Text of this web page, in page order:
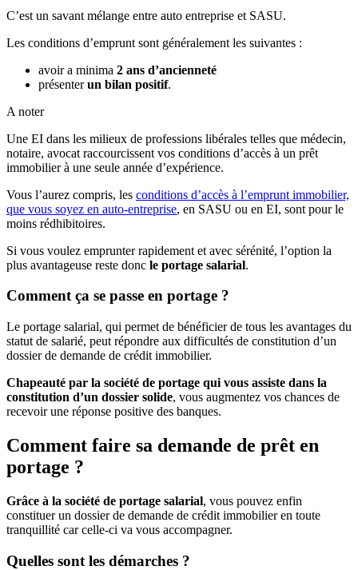
C’est un savant mélange entre auto entreprise et SASU.
Les conditions d’emprunt sont généralement les suivantes :
avoir a minima 2 ans d’ancienneté
présenterun bilan positif.
A noter
Une EI dans les milieux de professions libérales telles que médecin,
notaire, avocat raccourcissent vos conditions d’accès à un prêt
immobilier à une seule année d’expérience.
Vous l’aurez compris, les conditions d’accès à l’emprunt immobilier,
que vous soyez en auto-entreprise, en SASU ou en EI, sont pour le
moins rédhibitoires.
Si vous voulez emprunter rapidement et avec sérénité, l’option la
plus avantageuse reste donc le portage salarial.
Comment ça se passe en portage ?
Le portage salarial, qui permet de bénéficier de tous les avantages du
statut de salarié, peut répondre aux difficultés de constitution d’un
dossier de demande de crédit immobilier.
Chapeauté par la société de portage qui vous assiste dans la
constitution d’un dossier solide, vous augmentez vos chances de
recevoir une réponse positive des banques.
Comment faire sa demande de prêt en
portage ?
Grâce à la société de portage salarial, vous pouvez enfin
constituer un dossier de demande de crédit immobilier en toute
tranquillité car celle-ci va vous accompagner.
Quelles sont les démarches ?